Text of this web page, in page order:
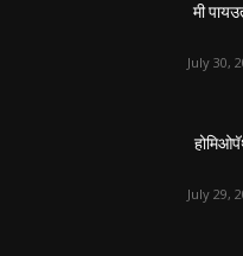
मी
July 30,
July 29,